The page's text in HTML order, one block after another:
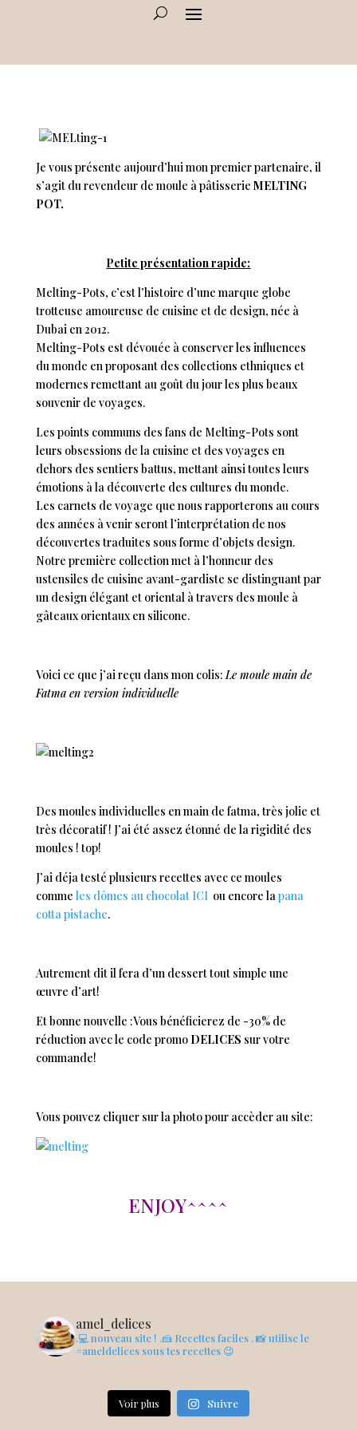
Je vous présente aujourd’hui mon premier partenaire, il
s’agit du revendeur de moule à pâtisserie MELTING
POT.
Petite présentation rapide:
Melting-Pots, c’est l’histoire d’une marque globe
trotteuse amoureuse de cuisine et de design, née à
Dubai en 2012.
Melting-Pots est dévouée à conserver les influences
du monde en proposant des collections ethniques et
modernes remettant au goût du jour les plus beaux
souvenir de voyages.
Les points communs des fans de Melting-Pots sont
leurs obsessions de la cuisine et des voyages en
dehors des sentiers battus, mettant ainsi toutes leurs
émotions à la découverte des cultures du monde.
Les carnets de voyage que nous rapporterons au cours
des années à venir seront l’interprétation de nos
découvertes traduites sous forme d’objets design.
Notre première collection met à l’honneur des
ustensiles de cuisine avant-gardiste se distinguant par
un design élégant et oriental à travers des moule à
gâteaux orientaux en silicone.
Voici ce que j’ai reçu dans mon colis:Le moule main de
Fatma en version individuelle
Des moules individuelles en main de fatma, très jolie et
très décoratif ! J’ai été assez étonné de la rigidité des
moules ! top!
J’ai déja testé plusieurs recettes avec ce moules
comme les dômes au chocolat ICI ou encore lapana
cotta pistache.
Autrement dit il fera d’un dessert tout simple une
œuvre d’art!
Et bonne nouvelle :Vous bénéficierez de -30% de
réduction avec le code promo DELICES sur votre
commande!
Vous pouvez cliquer sur la photo pour accèder au site:
ENJOY^^^^
amel_delices
.💻 nouveau site ! .🍰 Recettes faciles . 📸 utilise le
#ameldelices sous tes recettes 😉
Voir plus Suivre